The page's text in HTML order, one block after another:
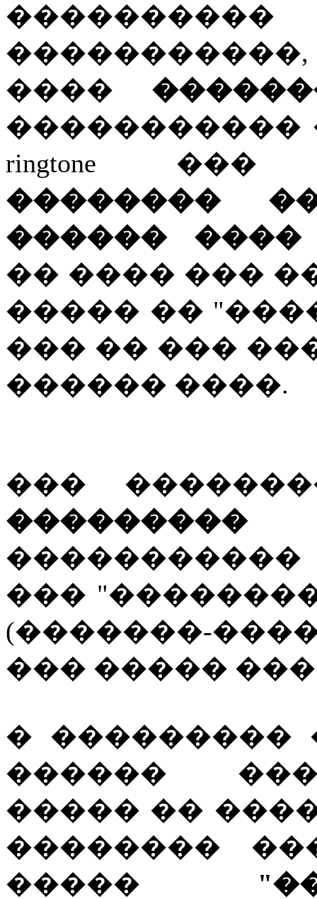
����������
����
�����������
ringtone
��������
������
�� ���� ���
����� ��
��� �� ���
������ ����.
���
���������
���
(�������-
��� �����
� ���������
������
����� ��
��������
�����